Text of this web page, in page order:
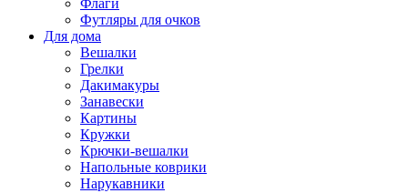
Футляры для очков
Для дома
Вешалки
Грелки
Дакимакуры
Занавески
Картины
Кружки
Крючки-вешалки
Напольные коврики
Нарукавники